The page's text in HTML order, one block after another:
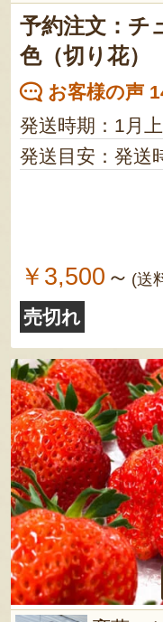
予約注文：チ
色（切り花）
お客様の声
発送時期：1月
発送目安：発送
￥3,500 ～ (送
売切れ